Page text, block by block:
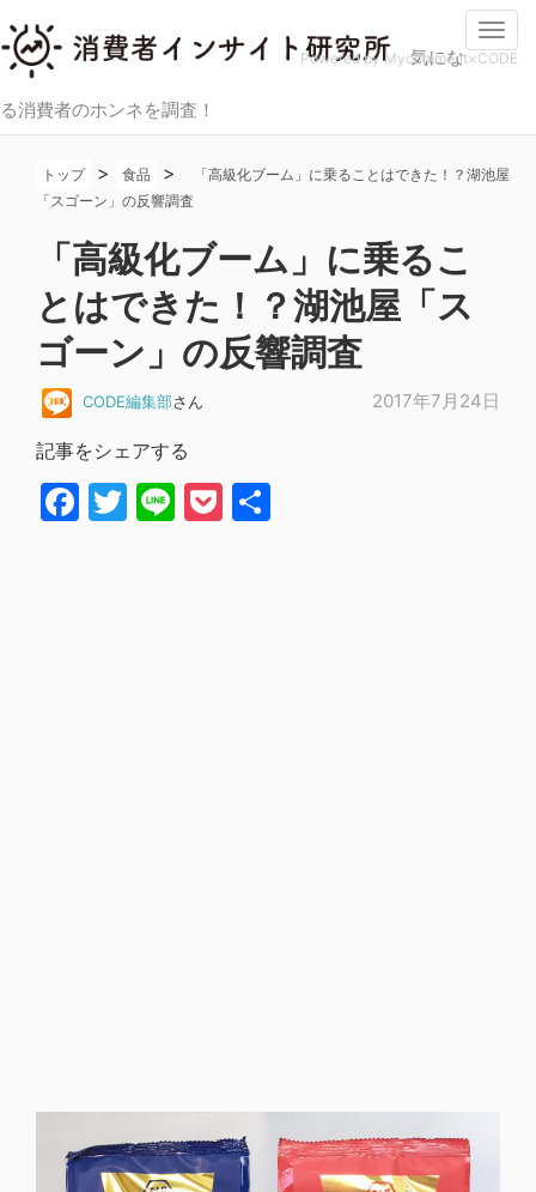
気にな
る消費者のホンネを調査！
Powered by Mycomment×CODE
トップ > 食品 >
「高級化ブーム」に乗ることはできた！？湖池屋
「スゴーン」の反響調査
「高級化ブーム」に乗るこ
とはできた！？湖池屋「ス
ゴーン」の反響調査
CODE編集部さん 2017年7月24日
記事をシェアする
Facebook
Twitter
LinePocket